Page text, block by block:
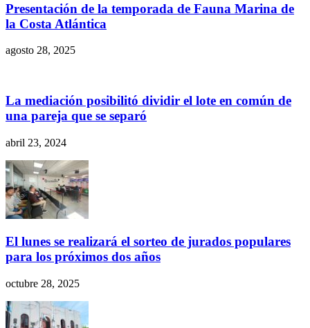
Presentación de la temporada de Fauna Marina de
la Costa Atlántica
agosto 28, 2025
La mediación posibilitó dividir el lote en común de
una pareja que se separó
abril 23, 2024
El lunes se realizará el sorteo de jurados populares
para los próximos dos años
octubre 28, 2025